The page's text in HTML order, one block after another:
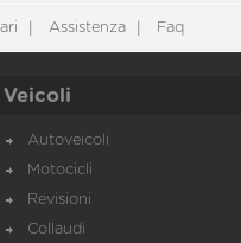
Assistenza Faq
Veicoli
Autoveicoli
Motocicli
Revisioni
Collaudi